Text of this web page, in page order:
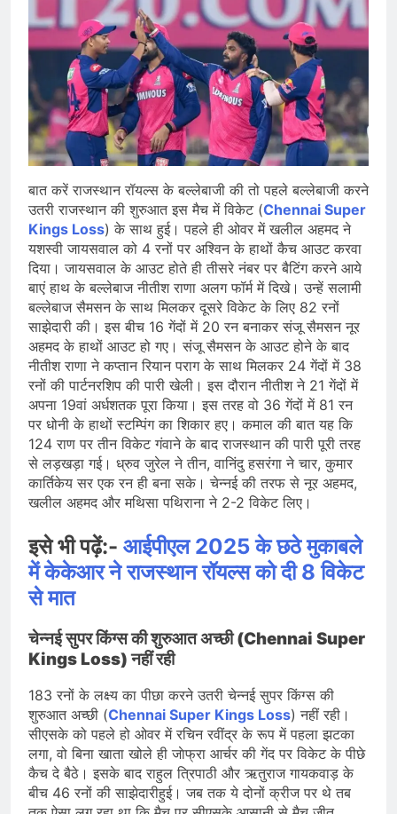
बात करें राजस्थान रॉयल्स के बल्लेबाजी की तो पहले बल्लेबाजी करने
उतरी राजस्थान की शुरुआत इस मैच में विकेट (Chennai Super
Kings Loss) के साथ हुई। पहले ही ओवर में खलील अहमद ने
यशस्वी जायसवाल को 4 रनों पर अश्विन के हाथों कैच आउट करवा
दिया। जायसवाल के आउट होते ही तीसरे नंबर पर बैटिंग करने आये
बाएं हाथ के बल्लेबाज नीतीश राणा अलग फॉर्म में दिखे। उन्हें सलामी
बल्लेबाज सैमसन के साथ मिलकर दूसरे विकेट के लिए 82 रनों
साझेदारी की। इस बीच 16 गेंदों में 20 रन बनाकर संजू सैमसन नूर
अहमद के हाथों आउट हो गए। संजू सैमसन के आउट होने के बाद
नीतीश राणा ने कप्तान रियान पराग के साथ मिलकर 24 गेंदों में 38
रनों की पार्टनरशिप की पारी खेली। इस दौरान नीतीश ने 21 गेंदों में
अपना 19वां अर्धशतक पूरा किया। इस तरह वो 36 गेंदों में 81 रन
पर धोनी के हाथों स्टम्पिंग का शिकार हए। कमाल की बात यह कि
124 राण पर तीन विकेट गंवाने के बाद राजस्थान की पारी पूरी तरह
से लड़खड़ा गई। ध्रुव जुरेल ने तीन, वानिंदु हसरंगा ने चार, कुमार
कार्तिकेय सर एक रन ही बना सके। चेन्नई की तरफ से नूर अहमद,
खलील अहमद और मथिसा पथिराना ने 2-2 विकेट लिए।
इसे भी पढ़ें:- आईपीएल 2025 के छठे मुकाबले
में केकेआर ने राजस्थान रॉयल्स को दी 8 विकेट
से मात
चेन्नई सुपर किंग्स की शुरुआत अच्छी (Chennai Super
Kings Loss) नहीं रही
183 रनों के लक्ष्य का पीछा करने उतरी चेन्नई सुपर किंग्स की
शुरुआत अच्छी (Chennai Super Kings Loss) नहीं रही।
सीएसके को पहले हो ओवर में रचिन रवींद्र के रूप में पहला झटका
लगा, वो बिना खाता खोले ही जाेफ्रा आर्चर की गेंद पर विकेट के पीछे
कैच दे बैठे। इसके बाद राहुल त्रिपाठी और ऋतुराज गायकवाड़ के
बीच 46 रनों की साझेदारीहुई। जब तक ये दोनों क्रीज पर थे तब